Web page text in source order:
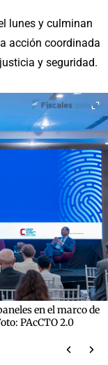
lunes y culminan
acción coordinada
y seguridad.
en el marco de
PAcCTO 2.0